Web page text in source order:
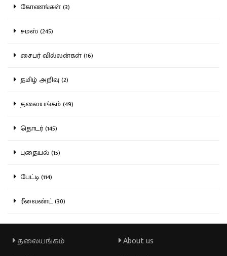
கோணங்கள் (3)
சமஸ் (245)
சைபர் வில்லன்கள் (16)
தமிழ் அறிவு (2)
தலையங்கம் (49)
தொடர் (145)
புதையல் (15)
பேட்டி (114)
ரீவைண்ட் (30)
தலையங்கம்
About us